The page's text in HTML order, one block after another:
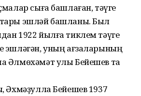
сыға башлаған, тәүге
эшләй башланы. Был
1922 йылға тиклем тәүге
эшләгән, уның ағзаларының
Әлмөхәмәт улы Бейешев та
Әхмәҙулла Бейешев 1937